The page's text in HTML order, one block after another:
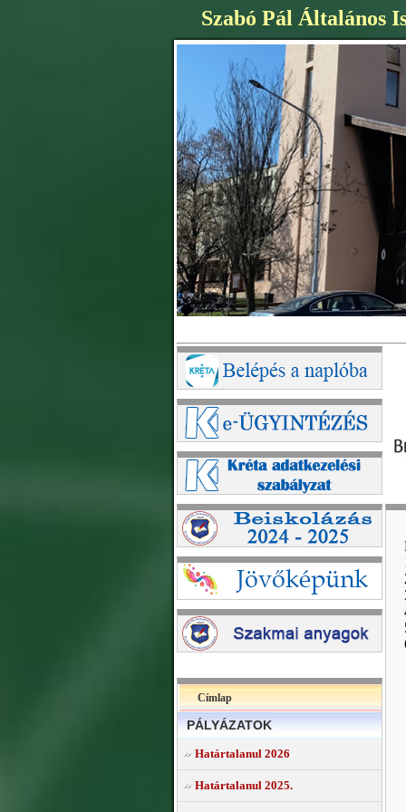
Szabó Pál Általános
Címlap
PÁLYÁZATOK
Határtalanul 2026
Határtalanul 2025.